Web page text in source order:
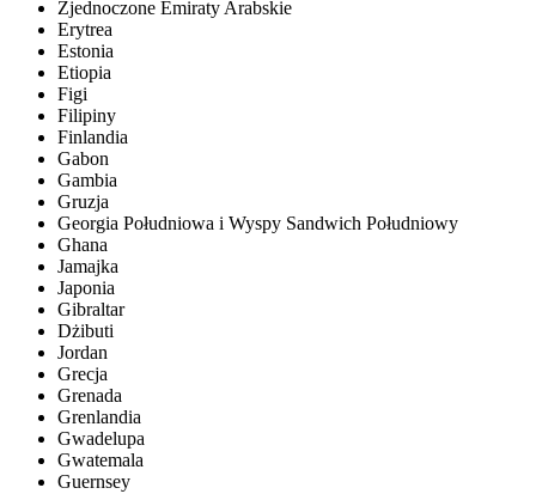
Zjednoczone Emiraty Arabskie
Erytrea
Estonia
Etiopia
Figi
Filipiny
Finlandia
Gabon
Gambia
Gruzja
Georgia Południowa i Wyspy Sandwich Południowy
Ghana
Jamajka
Japonia
Gibraltar
Dżibuti
Jordan
Grecja
Grenada
Grenlandia
Gwadelupa
Gwatemala
Guernsey